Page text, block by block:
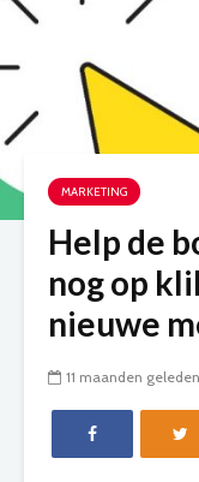
MARKETING
Help de
nog op
nieuwe
11 maanden geleden